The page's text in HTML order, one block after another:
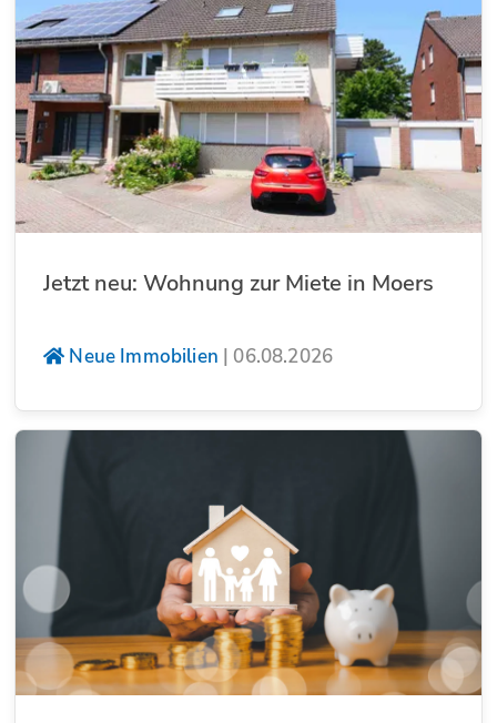
Jetzt neu: Wohnung zur Miete in Moers
Neue Immobilien | 06.08.2026